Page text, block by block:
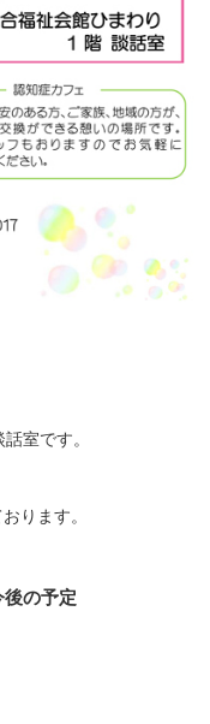
室です。
ります。
の予定